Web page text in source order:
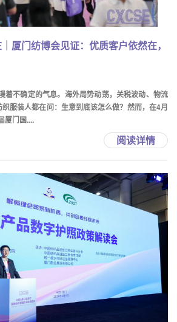
厦门纺博会见证：优质客户依然在，
着不确定的气息。海外局势动荡，关税波动、物流
服装人都在问：生意到底该怎么做？然而，在4月
厦门国....
阅读详情